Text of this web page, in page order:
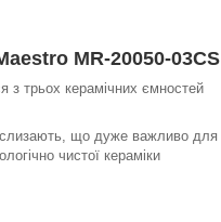
MR-20050-03CS
з трьох керамічних ємностей
що дуже важливо для
чистої кераміки